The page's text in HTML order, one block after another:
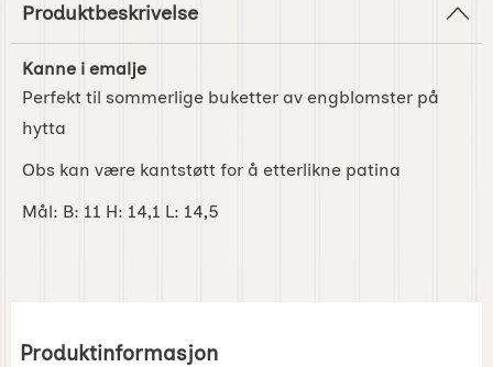
Produktbeskrivelse
Kanne i emalje
Perfekt til sommerlige buketter av engblomster på
hytta
Obs kan være kantstøtt for å etterlikne patina
Mål: B: 11 H: 14,1 L: 14,5
Produktinformasjon